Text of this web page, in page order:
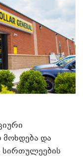
მოხდება და
სირთულეების